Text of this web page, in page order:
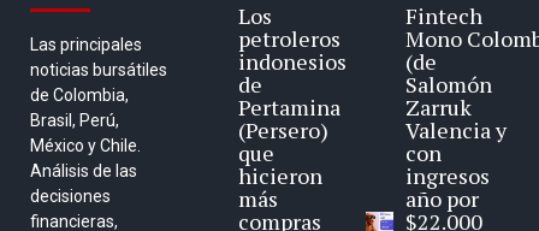
Las principales
noticias bursátiles
de Colombia,
Brasil, Perú,
México y Chile.
Análisis de las
decisiones
financieras,
Los
petroleros
indonesios
de
Pertamina
(Persero)
que
hicieron
más
compras
Fintech
Mono
(de
Salomón
Zarruk
Valencia y
con
ingresos
año por
$22.000